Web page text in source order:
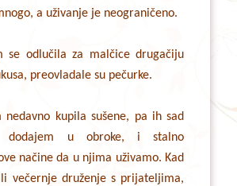
a uživanje je neograničeno.
se odlučila za malčice drugačiju
preovladale su pečurke.
nedavno kupila sušene, pa ih sad
dodajem u obroke, i stalno
načine da u njima uživamo. Kad
večernje druženje s prijateljima,